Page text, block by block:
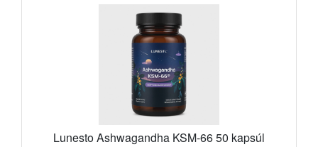
Lunesto Ashwagandha KSM-66 50 kapsúl